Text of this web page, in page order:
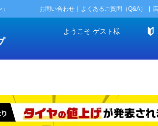
お問い合わせ よくあるご質問（Q&A）
ようこそ ゲスト様